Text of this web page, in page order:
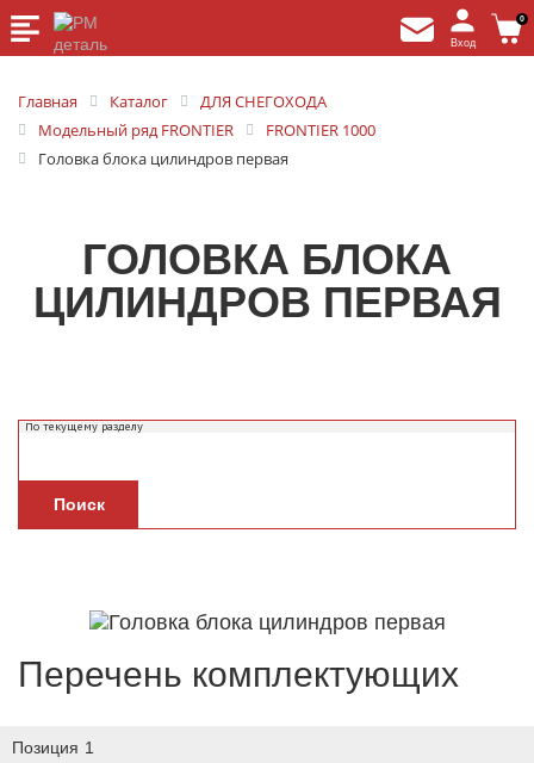
Вход
0
Главная Каталог
ДЛЯ СНЕГОХОДА
Модельный ряд FRONTIER
FRONTIER 1000
Головка блока цилиндров первая
ГОЛОВКА БЛОКА
ЦИЛИНДРОВ ПЕРВАЯ
Поиск
Перечень комплектующих
Позиция 1